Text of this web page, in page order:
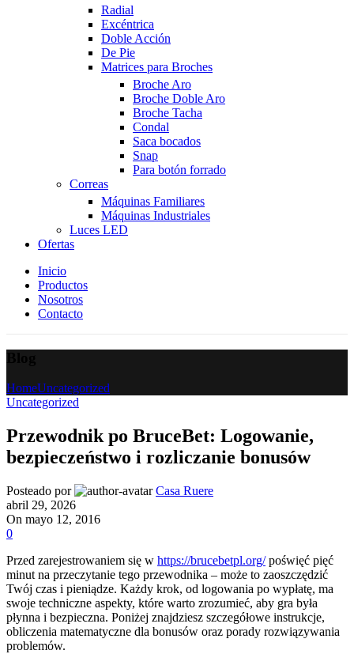
Radial
Excéntrica
Doble Acción
De Pie
Matrices para Broches
Broche Aro
Broche Doble Aro
Broche Tacha
Condal
Saca bocados
Snap
Para botón forrado
Correas
Máquinas Familiares
Máquinas Industriales
Luces LED
Ofertas
Inicio
Productos
Nosotros
Contacto
HomeUncategorized
Uncategorized
Przewodnik po BruceBet: Logowanie,
bezpieczeństwo i rozliczanie bonusów
Posteado por
Casa Ruere
abril 29, 2026
On mayo 12, 2016
0
Przed zarejestrowaniem się w https://brucebetpl.org/poświęć pięć
minut na przeczytanie tego przewodnika – może to zaoszczędzić
Twój czas i pieniądze. Każdy krok, od logowania po wypłatę, ma
swoje techniczne aspekty, które warto zrozumieć, aby gra była
płynna i bezpieczna. Poniżej znajdziesz szczegółowe instrukcje,
obliczenia matematyczne dla bonusów oraz porady rozwiązywania
problemów.